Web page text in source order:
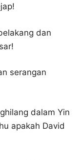
dan
serangan
dalam Yin
apakah David